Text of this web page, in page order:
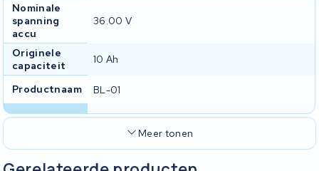
Nominale
spanning
accu
36.00 V
Originele
capaciteit
10 Ah
Productnaam BL-01
Meer tonen